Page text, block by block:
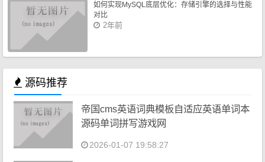
如何实现MySQL底层优化：存储引擎的选择与性能
对比
2年前
源码推荐
帝国cms英语词典模板自适应英语单词本
源码单词拼写游戏网
2026-01-07 19:58:27